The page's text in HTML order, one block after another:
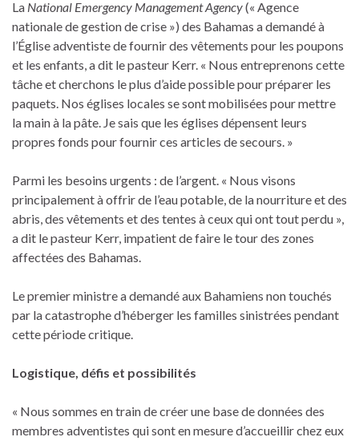
La National Emergency Management Agency(« Agence
nationale de gestion de crise ») des Bahamas a demandé à
l’Église adventiste de fournir des vêtements pour les poupons
et les enfants, a dit le pasteur Kerr. « Nous entreprenons cette
tâche et cherchons le plus d’aide possible pour préparer les
paquets. Nos églises locales se sont mobilisées pour mettre
la main à la pâte. Je sais que les églises dépensent leurs
propres fonds pour fournir ces articles de secours. »
Parmi les besoins urgents : de l’argent. « Nous visons
principalement à offrir de l’eau potable, de la nourriture et des
abris, des vêtements et des tentes à ceux qui ont tout perdu »,
a dit le pasteur Kerr, impatient de faire le tour des zones
affectées des Bahamas.
Le premier ministre a demandé aux Bahamiens non touchés
par la catastrophe d’héberger les familles sinistrées pendant
cette période critique.
Logistique, défis et possibilités
« Nous sommes en train de créer une base de données des
membres adventistes qui sont en mesure d’accueillir chez eux